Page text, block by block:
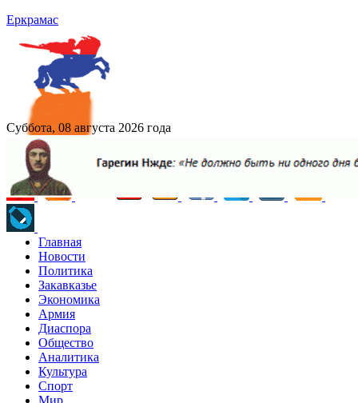
Еркрамас
Суббота, 08 августа 2026 года
Главная
Новости
Политика
Закавказье
Экономика
Армия
Диаспора
Общество
Аналитика
Культура
Спорт
Мир